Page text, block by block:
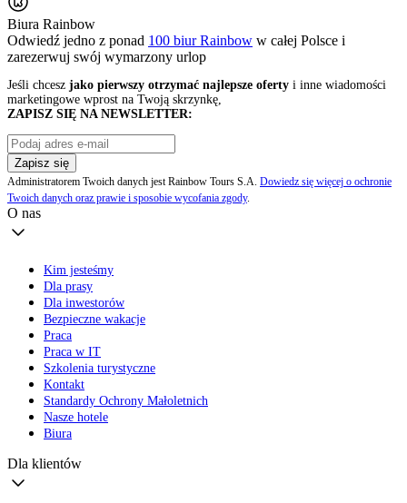
Biura Rainbow
Odwiedź jedno z ponad 100 biur Rainbow w całej Polsce i
zarezerwuj swój wymarzony urlop
Jeśli chcesz jako pierwszy otrzymać najlepsze oferty i inne wiadomości
marketingowe wprost na Twoją skrzynkę,
ZAPISZ SIĘ NA NEWSLETTER:
Zapisz się
Administratorem Twoich danych jest Rainbow Tours S.A. Dowiedz się więcej o ochronie
Twoich danych oraz prawie i sposobie wycofania zgody.
O nas
Kim jesteśmy
Dla prasy
Dla inwestorów
Bezpieczne wakacje
Praca
Praca w IT
Szkolenia turystyczne
Kontakt
Standardy Ochrony Małoletnich
Nasze hotele
Biura
Dla klientów